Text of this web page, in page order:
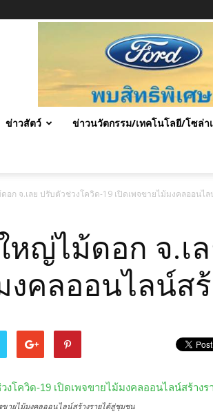
ข่าวสัตว์ ข่าวนวัตกรรม/เทคโนโลยี/โซล่า
อก จ.เลย ปรับตัวช่วงโควิด-19 เปิดเพจขายไม้มงคลออนไ
หญ่ไม้ดอก จ.เ
งคลออนไลน์ส
ขายไม้มงคลออนไลน์สร้างรายได้สู่ชุมชน